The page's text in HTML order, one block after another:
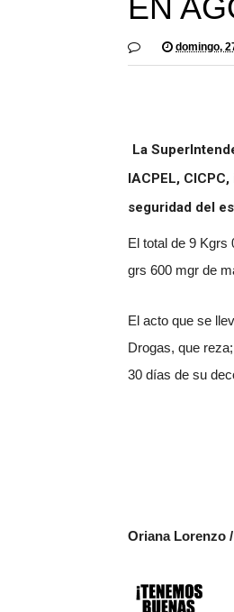
EN
domingo,
La
IACPEL,
seguridad del
El total de 9 Kgrs
grs 600 mgr de
El acto que se
Drogas, que
30 días de su
Oriana Lorenzo